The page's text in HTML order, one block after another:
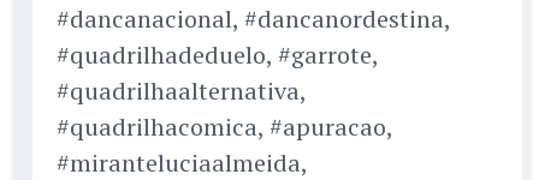
#dancanacional, #dancanordestina,
#quadrilhadeduelo, #garrote,
#quadrilhaalternativa,
#quadrilhacomica, #apuracao,
#miranteluciaalmeida,